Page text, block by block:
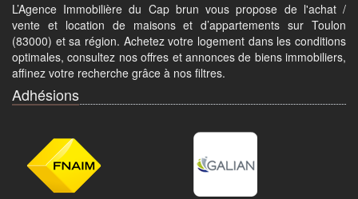
L’Agence Immobilière du Cap brun vous propose de l'achat /
vente et location de maisons et d’appartements sur Toulon
(83000) et sa région. Achetez votre logement dans les conditions
optimales, consultez nos offres et annonces de biens immobiliers,
affinez votre recherche grâce à nos filtres.
Adhésions